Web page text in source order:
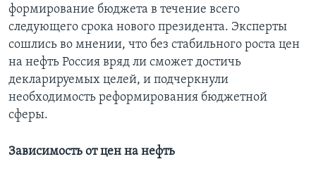
формирование бюджета в течение всего
следующего срока нового президента. Эксперты
сошлись во мнении, что без стабильного роста цен
на нефть Россия вряд ли сможет достичь
декларируемых целей, и подчеркнули
необходимость реформирования бюджетной
сферы.
Зависимость от цен на нефть